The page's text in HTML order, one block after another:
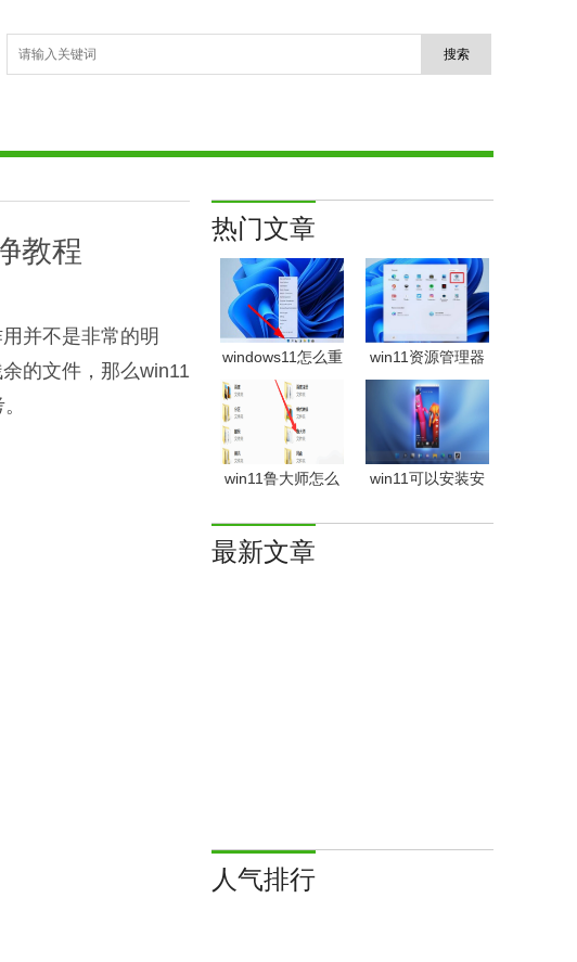
教程
并不是非常的明
的文件，那么win11
热门文章
windows11怎么重
置 Win11系统恢复
出厂设置教程
win11资源管理器
闪退怎么办
windows11资源管
理器闪退的解决办
法
win11鲁大师怎么
大师完全卸载干净
教程
win11可以安装安
windows11安装
最新文章
人气排行